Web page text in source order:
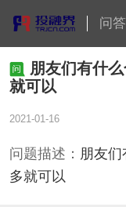
问
朋友们有什
就可以
2021-01-16
问题描述： 朋友
多就可以